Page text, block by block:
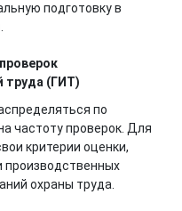
подготовку в
труда (ГИТ)
по
частоту проверок. Для
критерии оценки,
производственных
охраны труда.